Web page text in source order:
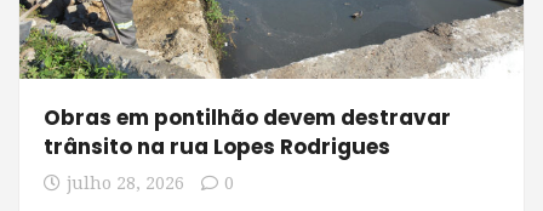
Obras em pontilhão devem destravar
trânsito na rua Lopes Rodrigues
julho 28, 2026 0